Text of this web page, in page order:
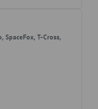
SpaceFox, T-Cross,